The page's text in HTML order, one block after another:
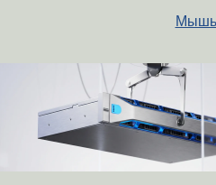
Мышь